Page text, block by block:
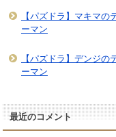
【パズドラ】マキマ
ーマン
【パズドラ】デンジ
ーマン
最近のコメント